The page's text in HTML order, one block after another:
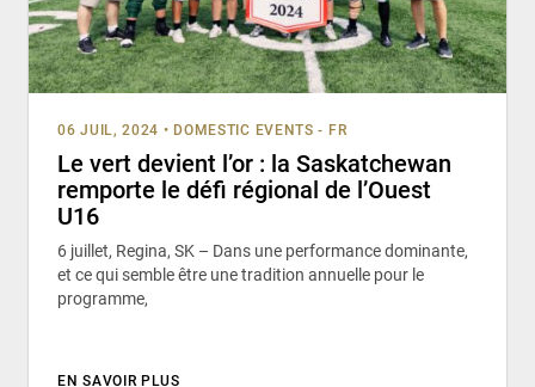
06 JUIL, 2024 • DOMESTIC EVENTS - FR
Le vert devient l’or : la Saskatchewan
remporte le défi régional de l’Ouest
U16
6 juillet, Regina, SK – Dans une performance dominante,
et ce qui semble être une tradition annuelle pour le
programme,
EN SAVOIR PLUS